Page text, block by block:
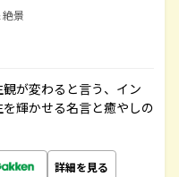
景
が変わると言う、イン
輝かせる名言と癒やしの
詳細を見る